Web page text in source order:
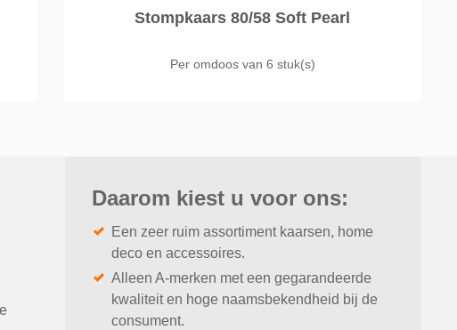
Stompkaars 80/58 Soft Pearl
Per omdoos van 6 stuk(s)
Daarom kiest u voor ons:
Een zeer ruim assortiment kaarsen, home
deco en accessoires.
Alleen A-merken met een gegarandeerde
kwaliteit en hoge naamsbekendheid bij de
consument.